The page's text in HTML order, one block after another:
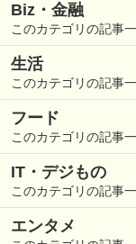
Biz・金融
このカテゴリの記事
生活
このカテゴリの記事
フード
このカテゴリの記事
IT・デジもの
このカテゴリの記事
エンタメ